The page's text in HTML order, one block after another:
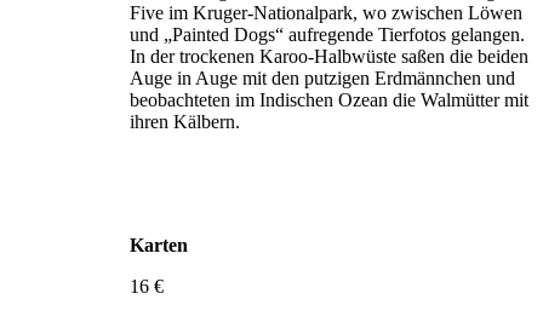
Five im Kruger-Nationalpark, wo zwischen Löwen
und „Painted Dogs“ aufregende Tierfotos gelangen.
In der trockenen Karoo-Halbwüste saßen die beiden
Auge in Auge mit den putzigen Erdmännchen und
beobachteten im Indischen Ozean die Walmütter mit
ihren Kälbern.
Karten
16 €